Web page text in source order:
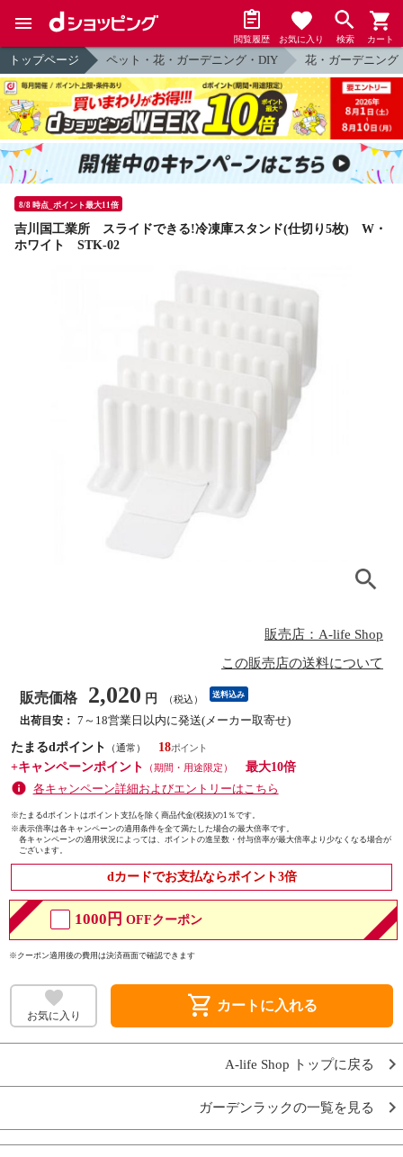
閲覧履歴 お気に入り 検索 カート
トップページ ペット・花・ガーデニング・DIY 花・ガーデニング
8/8 時点_ポイント最大11倍
吉川国工業所 スライドできる!冷凍庫スタンド(仕切り5枚) W・
ホワイト STK-02
販売店：A-life Shop
この販売店の送料について
販売価格 2,020 円 （税込） 送料込み
出荷目安： 7～18営業日以内に発送(メーカー取寄せ)
たまるdポイント
（通常）
18
+キャンペーンポイント
（期間・用途限定）
最大10倍
各キャンペーン詳細およびエントリーはこちら
※たまるdポイントはポイント支払を除く商品代金(税抜)の1％です。
※表示倍率は各キャンペーンの適用条件を全て満たした場合の最大倍率です。
各キャンペーンの適用状況によっては、ポイントの進呈数・付与倍率が最大倍率より少なくなる場合が
ございます。
dカードでお支払ならポイント3倍
1000円 OFFクーポン
※クーポン適用後の費用は決済画面で確認できます
お気に入り shopping_cart カートに入れる
A-life Shop トップに戻る
ガーデンラックの一覧を見る